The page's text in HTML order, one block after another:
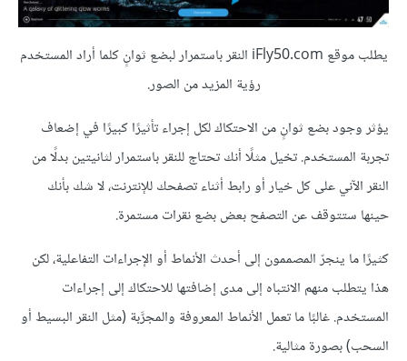
يطلب موقع iFly50.com النقر باستمرار لبضع ثوانٍ كلما أراد المستخدم
رؤية المزيد من الصور.
يؤثر وجود بضع ثوانٍ من الاحتكاك لكل إجراء تأثيرًا كبيرًا في إضعاف
تجربة المستخدم. تخيل مثلًا أنك تحتاج للنقر باستمرار لثانيتين بدلًا من
النقر الآني على كل خيار أو رابط أثناء تصفحك للإنترنت، لا شك بأنك
حينها ستتوقف عن التصفح بعض بضع نقرات مستمرة.
كثيرًا ما ينجرّ المصممون إلى أحدث الأنماط أو الإجراءات التفاعلية، لكن
هذا يتطلب منهم الانتباه إلى مدى إضافتها للاحتكاك إلى إجراءات
المستخدم. غالبًا ما تعمل الأنماط المعروفة والمجرَّبة (مثل النقر البسيط أو
السحب) بصورة مثالية.